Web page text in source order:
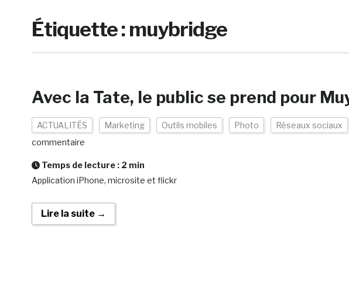
Étiquette :muybridge
Avec la Tate, le public se prend pour
ACTUALITÉS Marketing Outils mobiles Photo Réseaux sociaux
commentaire
Temps de lecture : 2 min
Application iPhone, microsite et flickr
Lire la suite →